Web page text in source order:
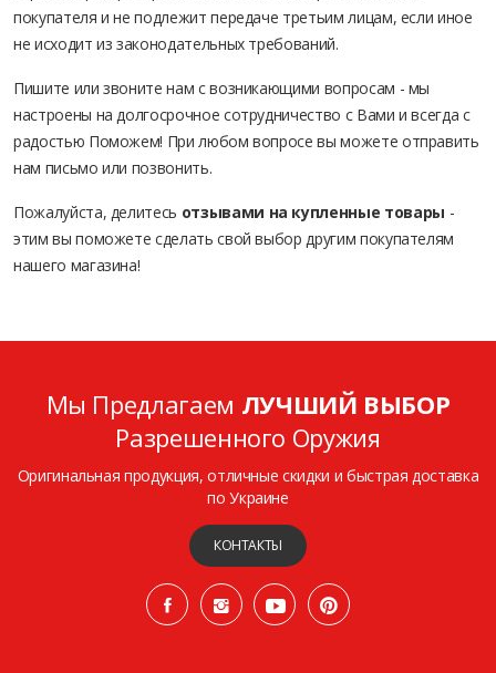
покупателя и не подлежит передаче третьим лицам, если иное
не исходит из законодательных требований.
Пишите или звоните нам с возникающими вопросам - мы
настроены на долгосрочное сотрудничество с Вами и всегда с
радостью Поможем! При любом вопросе вы можете отправить
нам письмо или позвонить.
Пожалуйста, делитесь отзывами на купленные товары -
этим вы поможете сделать свой выбор другим покупателям
нашего магазина!
Мы Предлагаем ЛУЧШИЙ ВЫБОР
Разрешенного Оружия
Оригинальная продукция, отличные скидки и быстрая доставка
по Украине
КОНТАКТЫ